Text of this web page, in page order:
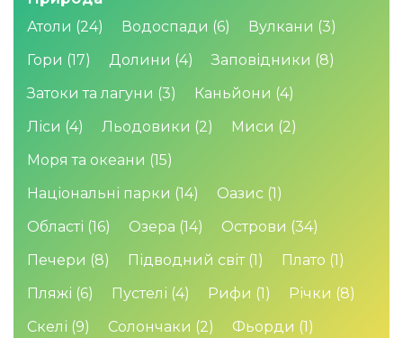
Атоли (24) Водоспади (6) Вулкани (3)
Гори (17) Долини (4) Заповідники (8)
Затоки та лагуни (3) Каньйони (4)
Ліси (4) Льодовики (2) Миси (2)
Моря та океани (15)
Національні парки (14) Оазис (1)
Області (16) Озера (14) Острови (34)
Печери (8) Підводний світ (1) Плато (1)
Пляжі (6) Пустелі (4) Рифи (1) Річки (8)
Скелі (9) Солончаки (2) Фьорди (1)